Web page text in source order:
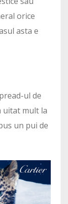
orice
asta e
ul de
uitat mult la
un pui de